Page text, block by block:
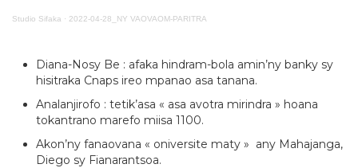
Studio Sifaka · 2022-04-28_NY VAOVAOM-PARITRA
Diana-Nosy Be : afaka hindram-bola amin’ny banky sy
hisitraka Cnaps ireo mpanao asa tanana.
Analanjirofo : tetik’asa « asa avotra mirindra » hoana
tokantrano marefo miisa 1100.
Akon’ny fanaovana « oniversite maty » any Mahajanga,
Diego sy Fianarantsoa.